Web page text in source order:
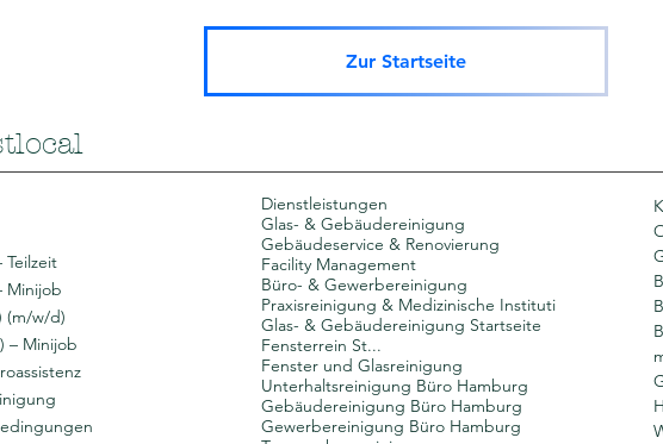
Zur Startseite
Teilzeit
Minijob
(m/w/d)
– Minijob
Dienstleistungen
Glas- & Gebäudereinigung
Gebäudeservice & Renovierung
Facility Management
Büro- & Gewerbereinigung
Praxisreinigung & Medizinische Instituti
Glas- & Gebäudereinigung Startseite
Fensterrein St...
Fenster und Glasreinigung
Unterhaltsreinigung Büro Hamburg
Gebäudereinigung Büro Hamburg
Gewerbereinigung Büro Hamburg